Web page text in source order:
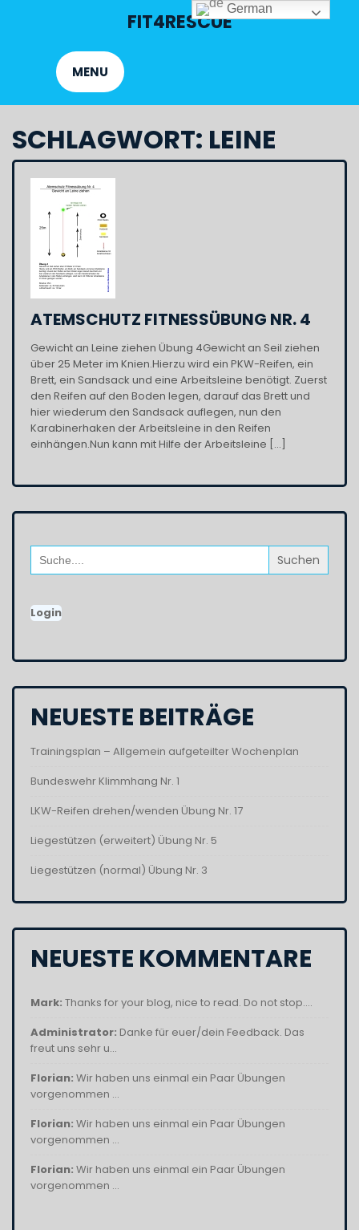
FIT4RESCUE
MENU
SCHLAGWORT: LEINE
ATEMSCHUTZ FITNESSÜBUNG NR. 4
Gewicht an Leine ziehen Übung 4Gewicht an Seil ziehen
über 25 Meter im Knien.Hierzu wird ein PKW-Reifen, ein
Brett, ein Sandsack und eine Arbeitsleine benötigt. Zuerst
den Reifen auf den Boden legen, darauf das Brett und
hier wiederum den Sandsack auflegen, nun den
Karabinerhaken der Arbeitsleine in den Reifen
einhängen.Nun kann mit Hilfe der Arbeitsleine […]
Search
for:
Login
NEUESTE BEITRÄGE
Trainingsplan – Allgemein aufgeteilter Wochenplan
Bundeswehr Klimmhang Nr. 1
LKW-Reifen drehen/wenden Übung Nr. 17
Liegestützen (erweitert) Übung Nr. 5
Liegestützen (normal) Übung Nr. 3
NEUESTE KOMMENTARE
Mark: Thanks for your blog, nice to read. Do not stop....
Administrator: Danke für euer/dein Feedback. Das
freut uns sehr u...
Florian: Wir haben uns einmal ein Paar Übungen
vorgenommen ...
Florian: Wir haben uns einmal ein Paar Übungen
vorgenommen ...
Florian: Wir haben uns einmal ein Paar Übungen
vorgenommen ...
German